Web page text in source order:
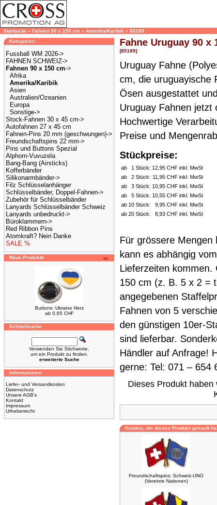
Startseite » Fahnen 90 x 150 cm » Amerika/Karibik » 85189
Kategorien
Fussball WM 2026->
FAHNEN SCHWEIZ->
Fahnen 90 x 150 cm->
Afrika
Amerika/Karibik
Asien
Australien/Ozeanien
Europa
Sonstige->
Stock-Fahnen 30 x 45 cm->
Autofahnen 27 x 45 cm
Fahnen-Pins 20 mm (geschwungen)->
Freundschaftspins 22 mm->
Pins und Buttons Spezial
Alphorn-Vuvuzela
Bang-Bang (Airsticks)
Kofferbänder
Silikonarmbänder->
Filz Schlüsselanhänger
Schlüsselbänder, Doppel-Fahnen->
Zubehör für Schlüsselbänder
Lanyards Schlüsselbänder Schweiz
Lanyards unbedruckt->
Büroklammern->
Red Ribbon Pins
Atomkraft? Nein Danke
SALE %
Neue Produkte
Buttons: Ukraine Herz
ab 0,65 CHF
Schnellsuche
Verwenden Sie Stichworte,
um ein Produkt zu finden.
erweiterte Suche
Informationen
Liefer- und Versandkosten
Datenschutz
Unsere AGB's
Kontakt
Impressum
Urheberrecht
Fahne Uruguay 90 x
[85189]
Uruguay Fahne
cm, die uruguayische
Ösen ausgestattet
Uruguay Fahnen jetzt
Hochwertige
Preise und
Stückpreise:
ab 1 Stück: 12,95 CHF inkl. MwSt
ab
2 Stück: 11,95 CHF inkl. MwSt
ab
3 Stück: 10,95 CHF inkl. MwSt
ab
5 Stück: 10,55 CHF inkl. MwSt
ab 10 Stück:
9,95 CHF inkl. MwSt
ab 20 Stück: 8,93 CHF inkl. MwSt
Für grössere Mengen
kann es abhängig
Lieferzeiten kommen.
150 cm (z. B. 5 x 2 =
angegebenen
Fahnen von 5
den günstigen 10er-
sind lieferbar.
Händler auf Anfrage!
gerne: Tel: 071 – 654
Dieses Produkt
Kunden, die dieses Produkt gekauft
Freundschaftspins: Schweiz-UNO
(Vereinte Nationen)